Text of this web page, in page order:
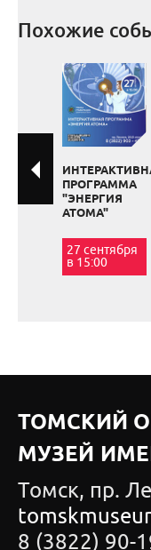
Похожие
ПРОГРАММА
"ЭНЕРГИЯ
АТОМА"
27 сентября
в 15:00
ТОМСКИЙ
МУЗЕЙ
Томск, пр.
8 (3822) 90-